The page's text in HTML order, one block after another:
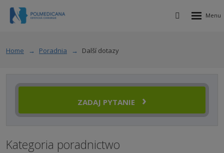
Vyhledávání
Rozbalení
Home Poradnia Další dotazy
ZADAJ PYTANIE
Kategoria poradnictwo